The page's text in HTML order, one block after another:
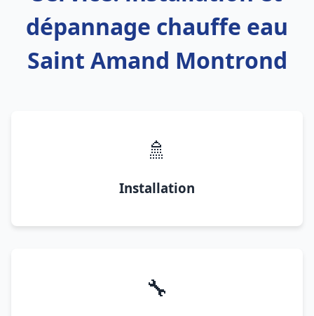
dépannage chauffe eau
Saint Amand Montrond
🚿
Installation
🔧